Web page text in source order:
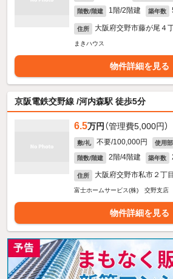
階数/階建 1階/2階建 築年数
住所 大阪府交野市藤が尾４
まきハウス
物件詳細を見る
京阪電鉄交野線 /河内森駅 徒歩5分
6.5万円 （管理費5,000円）
敷/礼 不要/100,000円 使用
階数/階建 2階/4階建 築年数
住所 大阪府交野市私市２丁目
富士ホームサービス(株) 交野支店
物件詳細を見る